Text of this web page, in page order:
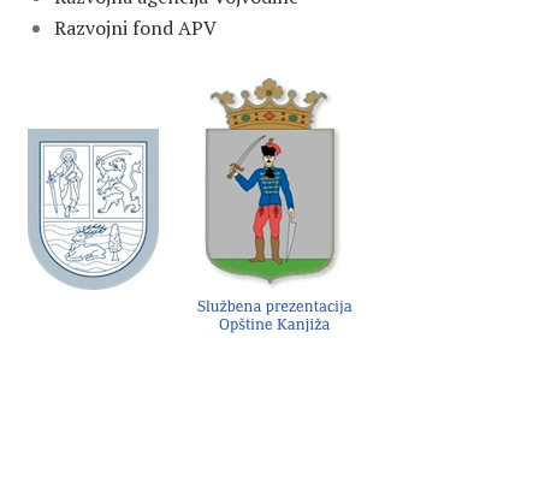
Razvojni fond APV